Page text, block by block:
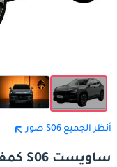
أنظر الجميع S06 صور
ساويست S06 كمفورت 1.5تي 2026